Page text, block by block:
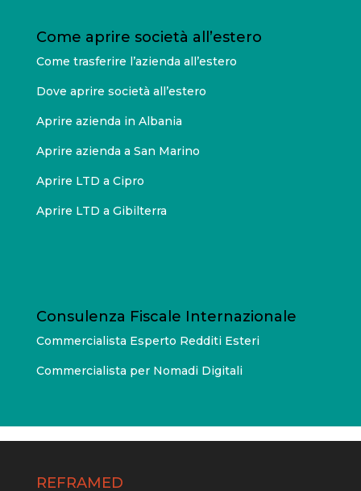
Come aprire società all’estero
Come trasferire l’azienda all’estero
Dove aprire società all’estero
Aprire azienda in Albania
Aprire azienda a San Marino
Aprire LTD a Cipro
Aprire LTD a Gibilterra
Consulenza Fiscale Internazionale
Commercialista Esperto Redditi Esteri
Commercialista per Nomadi Digitali
REFRAMED